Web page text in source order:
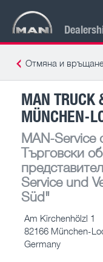
Отмяна и
MAN TRUCK
MÜNCHEN-
MAN-Service
Търговски
представител
Service und
Süd"
Am Kirchenhölzl 1
82166 München-
Germany